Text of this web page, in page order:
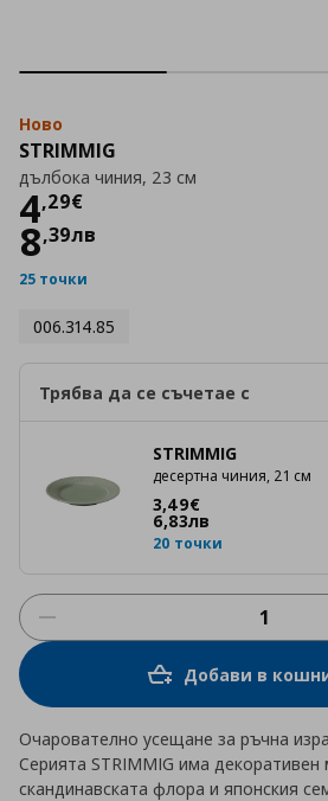
Ново
STRIMMIG
дълбока чиния, 23 см
4,29€
Цена
8,39лв
25 точки
006.314.85
Трябва да се съчетае с
STRIMMIG
десертна чиния, 21 см
3,49€
Цена
6,83лв
20 точки
Добави в
Очарователно усещане за ръчна
Серията STRIMMIG има
скандинавската флора и японския